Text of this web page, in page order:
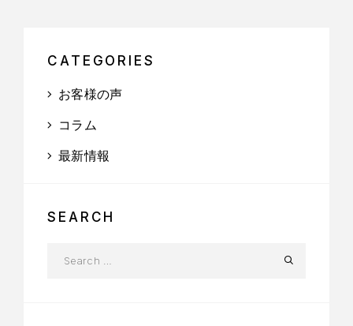
CATEGORIES
お客様の声
コラム
最新情報
SEARCH